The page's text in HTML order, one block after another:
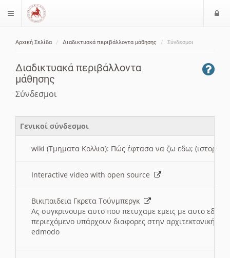
$langMenu
Αρχική Σελίδα Διαδικτυακά περιβάλλοντα μάθησης Σύνδεσμοι
Διαδικτυακά περιβάλλοντα
μάθησης
Σύνδεσμοι
Γενικοί σύνδεσμοι
wiki (Τμηματα Κολλια): Πώς έφτασα να ζω εδω; (ιστορια)
Interactive video with open source
Βικιπαιδεια Γκρετα Τούνμπεργκ
Ας συγκρινουμε αυτο που πετυχαμε εμεις με αυτο εδω
περιεχόμενο υπάρχουν διαφορες στην αρχιτεκτονική
edmodo